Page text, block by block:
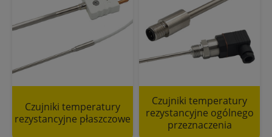
Czujniki temperatury
rezystancyjne płaszczowe
Czujniki temperatury
rezystancyjne ogólnego
przeznaczenia